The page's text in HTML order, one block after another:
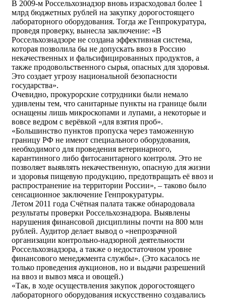
В 2009-м Россельхознадзор вновь израсходовал более 1
млрд бюджетных рублей на закупку дорогостоящего
лабораторного оборудования. Тогда же Генпрокуратура,
проведя проверку, вынесла заключение: «В
Россельхознадзоре не создана эффективная система,
которая позволила бы не допускать ввоз в Россию
некачественных и фальсифицированных продуктов, а
также продовольственного сырья, опасных для здоровья.
Это создает угрозу национальной безопасности
государства».
Очевидно, прокурорские сотрудники были немало
удивлены тем, что санитарные пункты на границе были
оснащены лишь микроскопами и лупами, а некоторые и
вовсе ведром с верёвкой «для взятия проб».
«Большинство пунктов пропуска через таможенную
границу РФ не имеют специального оборудования,
необходимого для проведения ветеринарного,
карантинного либо фитосанитарного контроля. Это не
позволяет выявлять некачественную, опасную для жизни
и здоровья пищевую продукцию, предотвращать её ввоз и
распространение на территории России», – таково было
сенсационное заключение Генпрокуратуры.
Летом 2011 года Счётная палата также обнародовала
результаты проверки Россельхознадзора. Выявлены
нарушения финансовой дисциплины почти на 800 млн
рублей. Аудитор делает вывод о «непрозрачной
организации контрольно-надзорной деятельности
Россельхознадзора, а также о недостаточном уровне
финансового менеджмента службы». (Это касалось не
только проведения аукционов, но и выдачи разрешений
на ввоз и вывоз мяса и овощей.)
«Так, в ходе осуществления закупок дорогостоящего
лабораторного оборудования искусственно создавались